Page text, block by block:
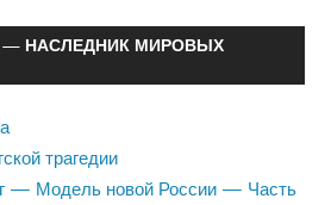
— НАСЛЕДНИК МИРОВЫХ
трагедии
— Модель новой России — Часть